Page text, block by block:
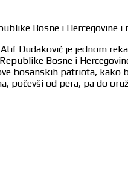
Bosne i Hercegovine
Dudaković je jednom
Bosne i
bosanskih patriota,
počevši od pera, pa do